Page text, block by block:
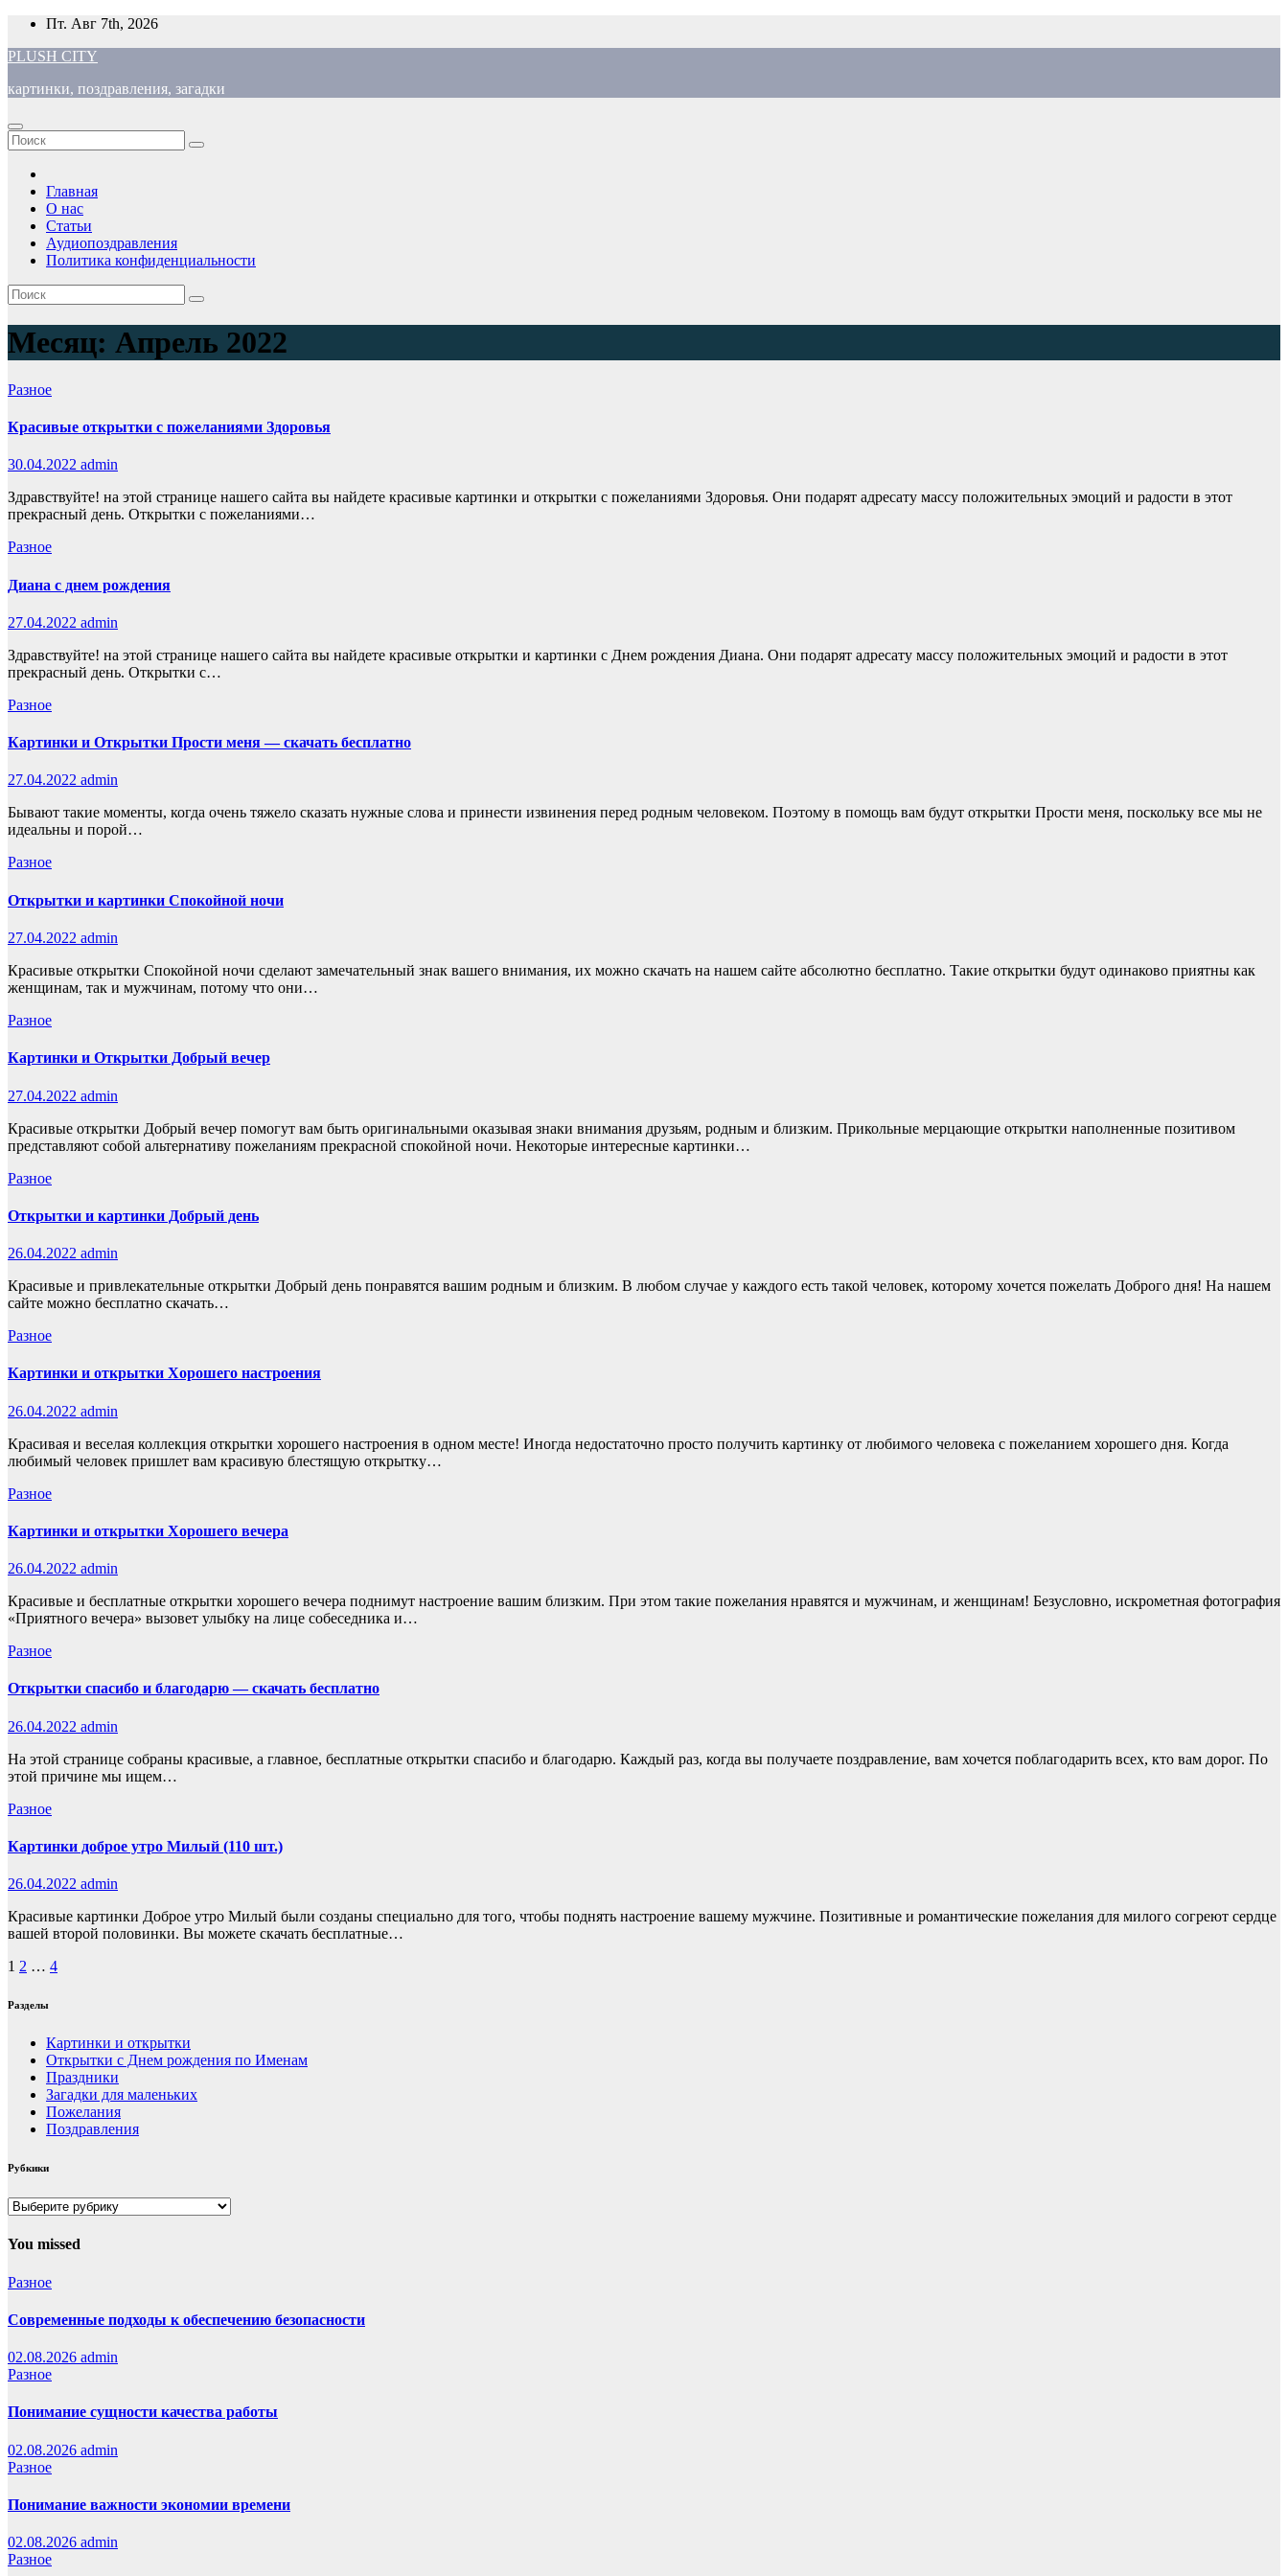
Перейти
содержимому
Пт. Авг 7th, 2026
PLUSH CITY
картинки, поздравления, загадки
Главная
О нас
Статьи
Аудиопоздравления
Политика конфиденциальности
Месяц: Апрель 2022
Разное
Красивые открытки с пожеланиями Здоровья
30.04.2022 admin
Здравствуйте! на этой странице нашего сайта вы найдете красивые картинки и открытки с пожеланиями Здоровья. Они подарят адресату массу положительных эмоций и радости в этот
прекрасный день. Открытки с пожеланиями…
Разное
Диана с днем рождения
27.04.2022 admin
Здравствуйте! на этой странице нашего сайта вы найдете красивые открытки и картинки с Днем рождения Диана. Они подарят адресату массу положительных эмоций и радости в этот
прекрасный день. Открытки с…
Разное
Картинки и Открытки Прости меня — скачать бесплатно
27.04.2022 admin
Бывают такие моменты, когда очень тяжело сказать нужные слова и принести извинения перед родным человеком. Поэтому в помощь вам будут открытки Прости меня, поскольку все мы не
идеальны и порой…
Разное
Открытки и картинки Спокойной ночи
27.04.2022 admin
Красивые открытки Спокойной ночи сделают замечательный знак вашего внимания, их можно скачать на нашем сайте абсолютно бесплатно. Такие открытки будут одинаково приятны как
женщинам, так и мужчинам, потому что они…
Разное
Картинки и Открытки Добрый вечер
27.04.2022 admin
Красивые открытки Добрый вечер помогут вам быть оригинальными оказывая знаки внимания друзьям, родным и близким. Прикольные мерцающие открытки наполненные позитивом
представляют собой альтернативу пожеланиям прекрасной спокойной ночи. Некоторые интересные картинки…
Разное
Открытки и картинки Добрый день
26.04.2022 admin
Красивые и привлекательные открытки Добрый день понравятся вашим родным и близким. В любом случае у каждого есть такой человек, которому хочется пожелать Доброго дня! На нашем
сайте можно бесплатно скачать…
Разное
Картинки и открытки Хорошего настроения
26.04.2022 admin
Красивая и веселая коллекция открытки хорошего настроения в одном месте! Иногда недостаточно просто получить картинку от любимого человека с пожеланием хорошего дня. Когда
любимый человек пришлет вам красивую блестящую открытку…
Разное
Картинки и открытки Хорошего вечера
26.04.2022 admin
Красивые и бесплатные открытки хорошего вечера поднимут настроение вашим близким. При этом такие пожелания нравятся и мужчинам, и женщинам! Безусловно, искрометная фотография
«Приятного вечера» вызовет улыбку на лице собеседника и…
Разное
Открытки спасибо и благодарю — скачать бесплатно
26.04.2022 admin
На этой странице собраны красивые, а главное, бесплатные открытки спасибо и благодарю. Каждый раз, когда вы получаете поздравление, вам хочется поблагодарить всех, кто вам дорог. По
этой причине мы ищем…
Разное
Картинки доброе утро Милый (110 шт.)
26.04.2022 admin
Красивые картинки Доброе утро Милый были созданы специально для того, чтобы поднять настроение вашему мужчине. Позитивные и романтические пожелания для милого согреют сердце
вашей второй половинки. Вы можете скачать бесплатные…
Пагинация
записей
1 2 … 4
Разделы
Картинки и открытки
Открытки с Днем рождения по Именам
Праздники
Загадки для маленьких
Пожелания
Поздравления
Рубкики
Рубкики
You missed
Разное
Современные подходы к обеспечению безопасности
02.08.2026 admin
Разное
Понимание сущности качества работы
02.08.2026 admin
Разное
Понимание важности экономии времени
02.08.2026 admin
Разное